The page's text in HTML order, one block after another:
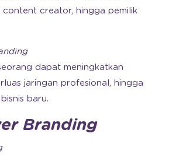
content creator, hingga pemilik
dapat meningkatkan
jaringan profesional, hingga
baru.
Branding